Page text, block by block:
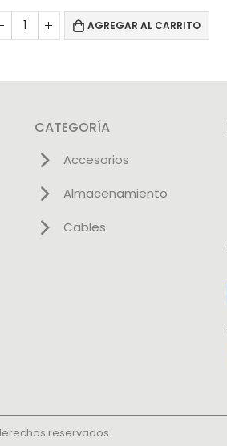
AGREGAR AL CARRITO
CATEGORÍA
Accesorios
Almacenamiento
Cables
reservados.